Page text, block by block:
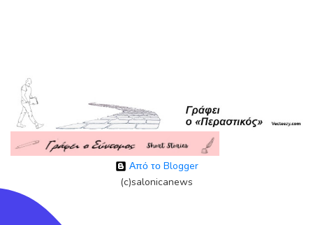
Από το Blogger
(c)salonicanews